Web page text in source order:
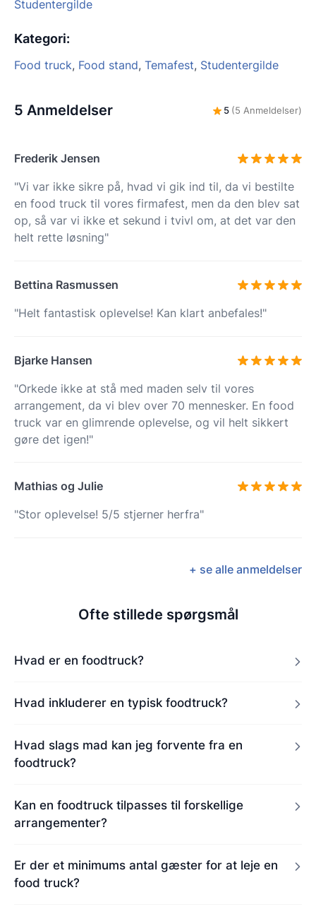
Studentergilde
Kategori:
Food truck, Food stand, Temafest, Studentergilde
5 Anmeldelser 5 (5 Anmeldelser)
Frederik Jensen
"Vi var ikke sikre på, hvad vi gik ind til, da vi bestilte
en food truck til vores firmafest, men da den blev sat
op, så var vi ikke et sekund i tvivl om, at det var den
helt rette løsning"
Bettina Rasmussen
"Helt fantastisk oplevelse! Kan klart anbefales!"
Bjarke Hansen
"Orkede ikke at stå med maden selv til vores
arrangement, da vi blev over 70 mennesker. En food
truck var en glimrende oplevelse, og vil helt sikkert
gøre det igen!"
Mathias og Julie
"Stor oplevelse! 5/5 stjerner herfra"
+ se alle anmeldelser
Ofte stillede spørgsmål
Hvad er en foodtruck?
Hvad inkluderer en typisk foodtruck?
Hvad slags mad kan jeg forvente fra en
foodtruck?
Kan en foodtruck tilpasses til forskellige
arrangementer?
Er der et minimums antal gæster for at leje en
food truck?